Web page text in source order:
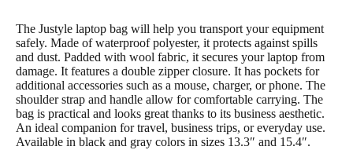
The Justyle laptop bag will help you transport your equipment
safely. Made of waterproof polyester, it protects against spills
and dust. Padded with wool fabric, it secures your laptop from
damage. It features a double zipper closure. It has pockets for
additional accessories such as a mouse, charger, or phone. The
shoulder strap and handle allow for comfortable carrying. The
bag is practical and looks great thanks to its business aesthetic.
An ideal companion for travel, business trips, or everyday use.
Available in black and gray colors in sizes 13.3″ and 15.4″.